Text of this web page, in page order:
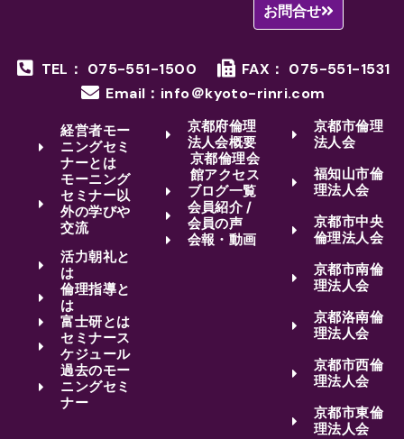
お問合せ
TEL： 075-551-1500
FAX： 075-551-1531
Email：info＠kyoto-rinri.com
経営者モー
ニングセミ
ナーとは
モーニング
セミナー以
外の学びや
交流
活力朝礼と
は
倫理指導と
は
富士研とは
セミナース
ケジュール
過去のモー
ニングセミ
ナー
京都府倫理
法人会概要
京都倫理会
館アクセス
ブログ一覧
会員紹介 /
会員の声
会報・動画
京都市倫理
法人会
福知山市倫
理法人会
京都市中央
倫理法人会
京都市南倫
理法人会
京都洛南倫
理法人会
京都市西倫
理法人会
京都市東倫
理法人会